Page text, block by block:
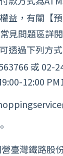
益，有關【
見問題區詳
透過下列方
或 02-
12:00
臺灣鐵路股